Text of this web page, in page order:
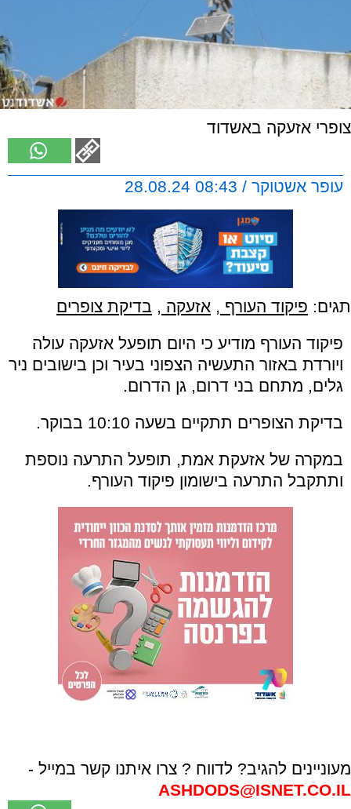
צופרי אזעקה באשדוד
עופר אשטוקר / 08:43 28.08.24
תגים: פיקוד העורף , אזעקה , בדיקת צופרים
פיקוד העורף מודיע כי היום תופעל אזעקה עולה
ויורדת באזור התעשיה הצפוני בעיר וכן בישובים ניר
גלים, מתחם בני דרום, גן הדרום.
בדיקת הצופרים תתקיים בשעה 10:10 בבוקר.
במקרה של אזעקת אמת, תופעל התרעה נוספת
ותתקבל התרעה בישומון פיקוד העורף.
מעוניינים להגיב? לדווח ? צרו איתנו קשר במייל -
ASHDODS@ISNET.CO.IL